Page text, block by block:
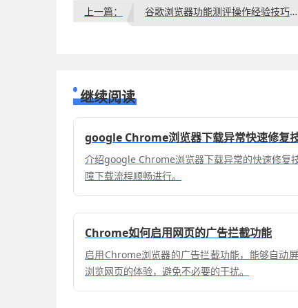
上一篇： 谷歌浏览器功能测评操作经验技巧与方法教程
继续阅读
google Chrome浏览器下载异常快速修复
介绍google Chrome浏览器下载异常的快速修复
障下载流程顺畅进行。
Chrome如何启用网页的广告拦截功能
启用Chrome浏览器的广告拦截功能，能够自动
浏览网页的体验，避免不必要的干扰。